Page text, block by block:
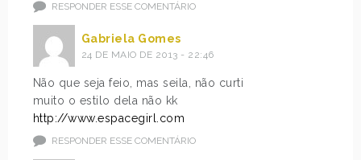
RESPONDER ESSE COMENTÁRIO
Gabriela Gomes
24 DE MAIO DE 2013 - 22:46
Não que seja feio, mas seila, não curti
muito o estilo dela não kk
http://www.espacegirl.com
RESPONDER ESSE COMENTÁRIO